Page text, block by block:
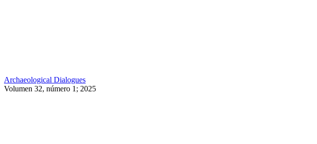
Archaeological Dialogues
Volumen 32, número 1; 2025